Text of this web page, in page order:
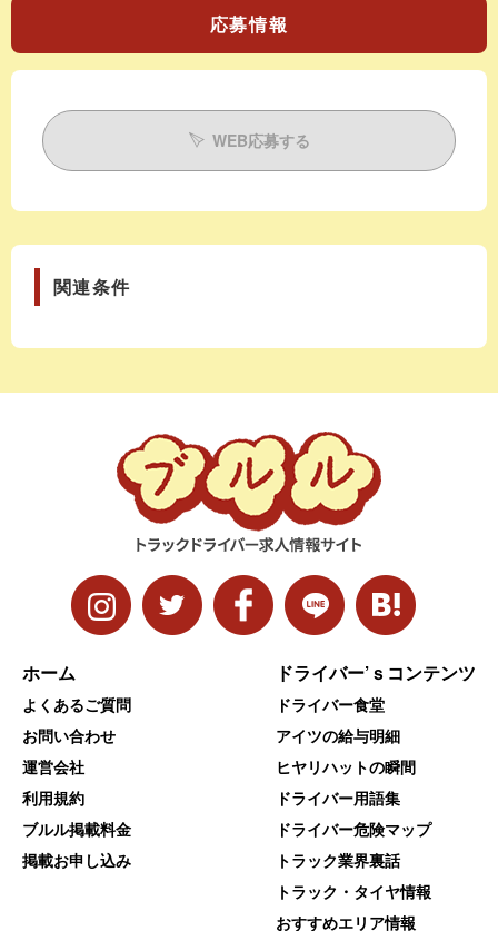
応募情報
WEB応募する
関連条件
ホーム
よくあるご質問
お問い合わせ
運営会社
利用規約
ブルル掲載料金
掲載お申し込み
ドライバー’ｓコンテンツ
ドライバー食堂
アイツの給与明細
ヒヤリハットの瞬間
ドライバー用語集
ドライバー危険マップ
トラック業界裏話
トラック・タイヤ情報
おすすめエリア情報